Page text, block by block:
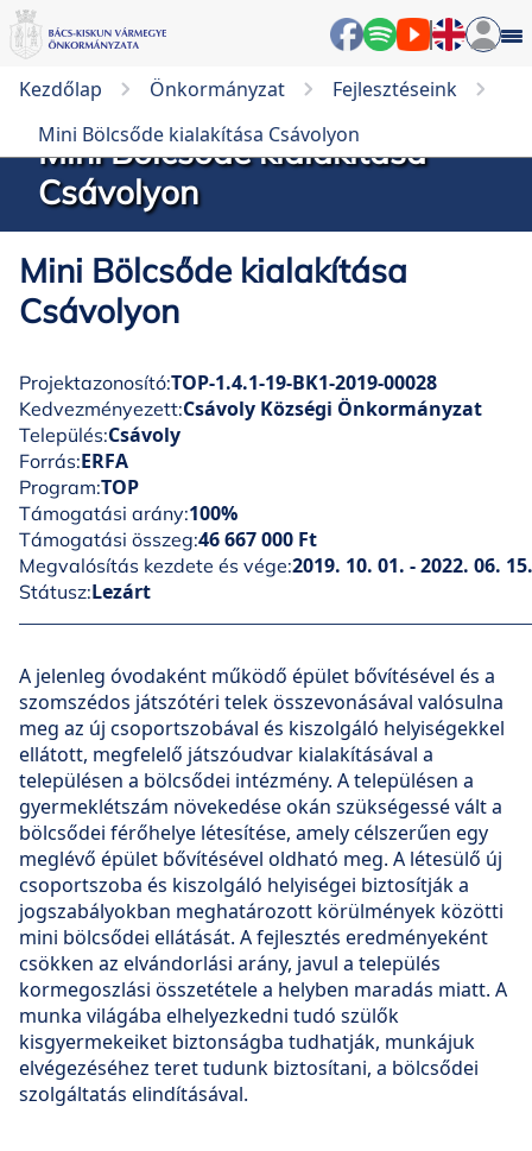
Kezdőlap Önkormányzat
Fejlesztéseink
Mini Bölcsőde kialakítása Csávolyon
Mini Bölcsőde kialakítása
Csávolyon
Mini Bölcsőde kialakítása
Csávolyon
Projektazonosító:TOP-1.4.1-19-BK1-2019-00028
Kedvezményezett:Csávoly Községi Önkormányzat
Település:Csávoly
Forrás:ERFA
Program:TOP
Támogatási arány:100%
Támogatási összeg:46 667 000 Ft
Megvalósítás kezdete és vége:2019. 10. 01. - 2022. 06. 15.
Státusz:Lezárt
A jelenleg óvodaként működő épület bővítésével és a
szomszédos játszótéri telek összevonásával valósulna
meg az új csoportszobával és kiszolgáló helyiségekkel
ellátott, megfelelő játszóudvar kialakításával a
településen a bölcsődei intézmény. A településen a
gyermeklétszám növekedése okán szükségessé vált a
bölcsődei férőhelye létesítése, amely célszerűen egy
meglévő épület bővítésével oldható meg. A létesülő új
csoportszoba és kiszolgáló helyiségei biztosítják a
jogszabályokban meghatározott körülmények közötti
mini bölcsődei ellátását. A fejlesztés eredményeként
csökken az elvándorlási arány, javul a település
kormegoszlási összetétele a helyben maradás miatt. A
munka világába elhelyezkedni tudó szülők
kisgyermekeiket biztonságba tudhatják, munkájuk
elvégezéséhez teret tudunk biztosítani, a bölcsődei
szolgáltatás elindításával.